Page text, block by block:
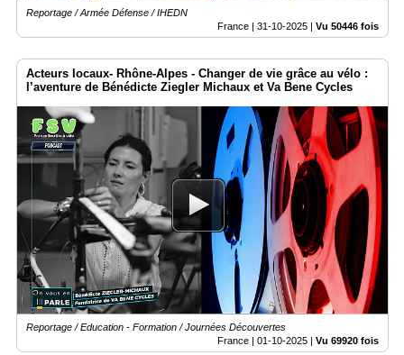
Reportage / Armée Défense / IHEDN
France | 31-10-2025 | Vu 50446 fois
Acteurs locaux- Rhône-Alpes - Changer de vie grâce au vélo :
l’aventure de Bénédicte Ziegler Michaux et Va Bene Cycles
Reportage / Education - Formation / Journées Découvertes
France | 01-10-2025 | Vu 69920 fois